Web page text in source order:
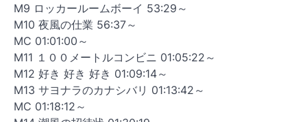
M9 ロッカールームボーイ 53:29～
M10 夜風の仕業 56:37～
MC 01:01:00～
M11 １００メートルコンビニ 01:05:22～
M12 好き 好き 好き 01:09:14～
M13 サヨナラのカナシバリ 01:13:42～
MC 01:18:12～